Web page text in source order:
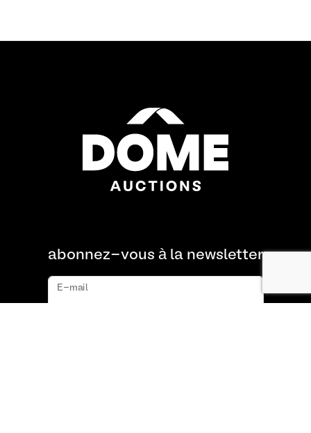
abonnez-vous à la newsletter
E-mail